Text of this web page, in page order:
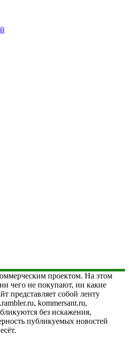
проектом. На этом
чего не покупают, ни какие
представляет собой ленту
kommersant.ru,
без искажения,
публикуемых новостей